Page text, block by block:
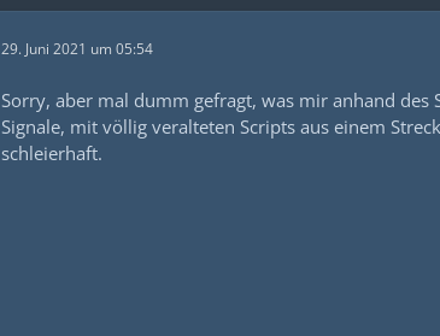
29. Juni 2021 um 05:54
Sorry, aber mal dumm gefragt, was mir anhand
Signale, mit völlig veralteten Scripts aus einem
schleierhaft.